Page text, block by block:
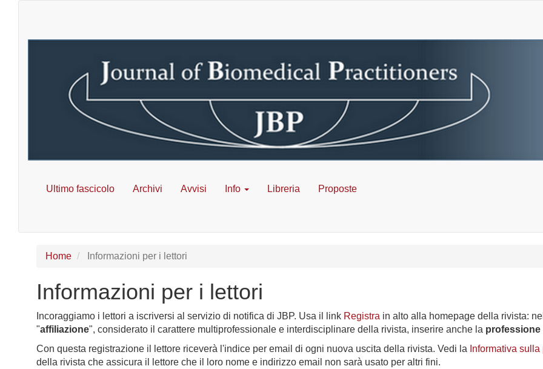
Ultimo fascicolo Archivi Avvisi Info Libreria Proposte
Home Informazioni per i lettori
Informazioni per i lettori
Incoraggiamo i lettori a iscriversi al servizio di notifica di JBP. Usa il link Registra in alto alla homepage della rivista:
"affiliazione", considerato il carattere multiprofessionale e interdisciplinare della rivista, inserire anche la professione
Con questa registrazione il lettore riceverà l'indice per email di ogni nuova uscita della rivista. Vedi la Informativa
della rivista che assicura il lettore che il loro nome e indirizzo email non sarà usato per altri fini.